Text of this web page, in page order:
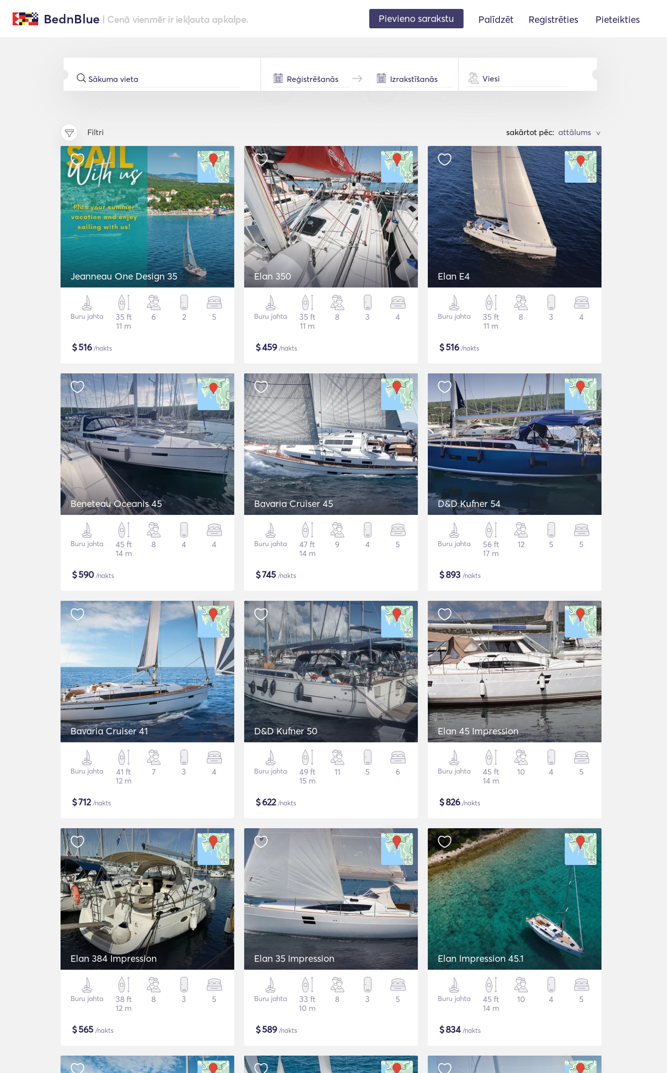
BednBlue | Cenā vienmēr ir iekļauta apkalpe. Pievieno sarakstu Palīdzēt Reģistrēties Pieteikties
Viesi
Filtri sakārtot pēc: >
Jeanneau One Design 35
Buru jahta
35 ft
11 m
6 2 5
$516/nakts
Elan 350
Buru jahta
35 ft
11 m
8 3 4
$459/nakts
Elan E4
Buru jahta
35 ft
11 m
8 3 4
$516/nakts
Beneteau Oceanis 45
Buru jahta
45 ft
14 m
8 4 4
$590 /nakts
Bavaria Cruiser 45
Buru jahta
47 ft
14 m
9 4 5
$745 /nakts
D&D Kufner 54
Buru jahta
56 ft
17 m
12 5 5
$893 /nakts
Bavaria Cruiser 41
Buru jahta
41 ft
12 m
7 3 4
$712/nakts
D&D Kufner 50
Buru jahta
49 ft
15 m
11 5 6
$622/nakts
Elan 45 Impression
Buru jahta
45 ft
14 m
10 4 5
$826/nakts
Elan 384 Impression
Buru jahta
38 ft
12 m
8 3 5
$565 /nakts
Elan 35 Impression
Buru jahta
33 ft
10 m
8 3 5
$589/nakts
Elan Impression 45.1
Buru jahta
45 ft
14 m
10 4 5
$834/nakts